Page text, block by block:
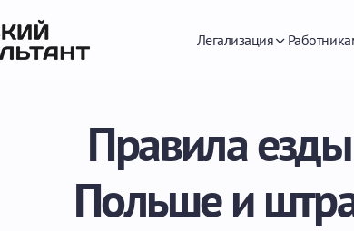
Легализация
Правила
Польше и